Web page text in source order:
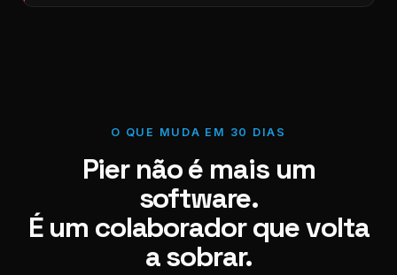
O QUE MUDA EM 30 DIAS
Pier não é mais um
software.
É um colaborador que volta
a sobrar.